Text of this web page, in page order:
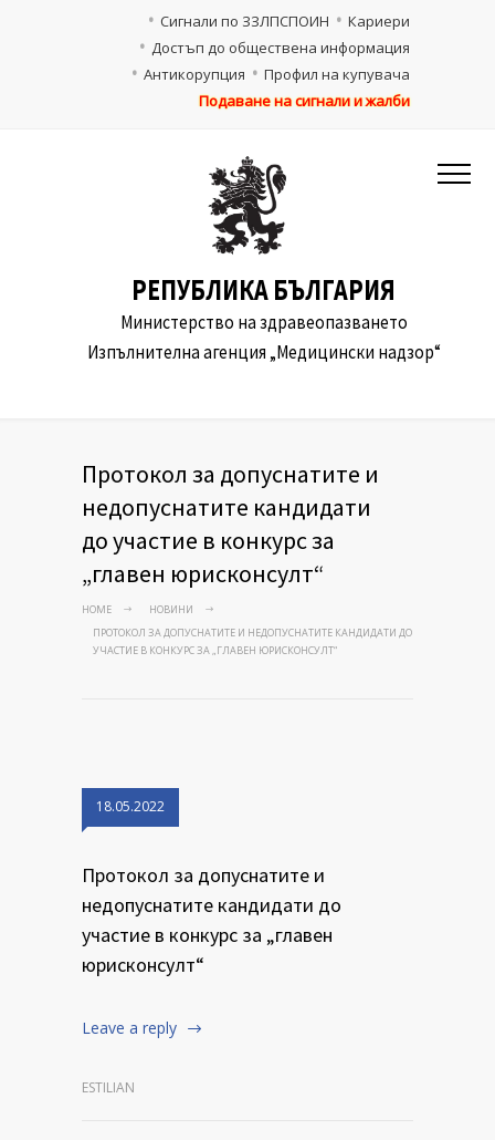
Кариери
Сигнали по ЗЗЛПСПОИН
Достъп до обществена информация
Профил на купувача
Антикорупция
Подаване на сигнали и жалби
РЕПУБЛИКА БЪЛГАРИЯ
Министерство на здравеопазването
Изпълнителна агенция „Медицински надзор“
Протокол за допуснатите и
недопуснатите кандидати
до участие в конкурс за
„главен юрисконсулт“
HOME
НОВИНИ
ПРОТОКОЛ ЗА ДОПУСНАТИТЕ И НЕДОПУСНАТИТЕ КАНДИДАТИ ДО
УЧАСТИЕ В КОНКУРС ЗА „ГЛАВЕН ЮРИСКОНСУЛТ“
18.05.2022
Протокол за допуснатите и
недопуснатите кандидати до
участие в конкурс за „главен
юрисконсулт“
Leave a reply
ESTILIAN